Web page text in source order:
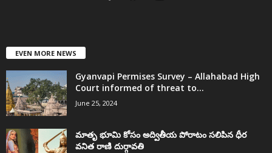
EVEN MORE NEWS
Gyanvapi Permises Survey – Allahabad High
Court informed of threat to...
June 25, 2024
మాతృ భూమి కోసం అద్వితీయ పోరాటం సలిపిన ధీర
వనిత రాణి దుర్గావతి